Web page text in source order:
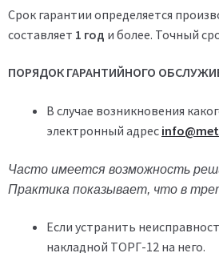
Срок гарантии определяется
составляет 1 год и более. Точный
ПОРЯДОК ГАРАНТИЙНОГО
В случае возникновения
электронный адрес
Часто имеется возможность
Практика показывает, что в
Если устранить
накладной ТОРГ-12 на него.